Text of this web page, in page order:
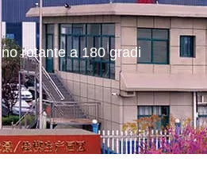
rotante a 180 gradi